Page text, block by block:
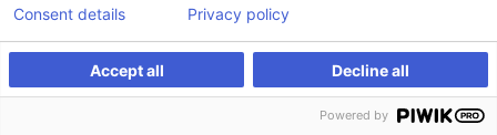
Être alerté Formation sur mesure
Accept all Decline all
Consent details Privacy policy
Powered by